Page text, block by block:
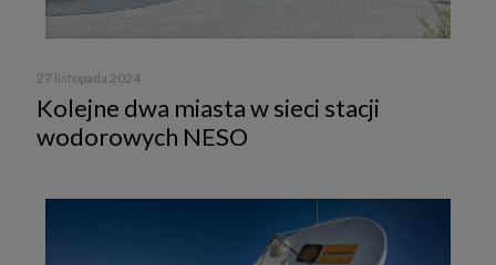
27 listopada 2024
Kolejne dwa miasta w sieci stacji
wodorowych NESO